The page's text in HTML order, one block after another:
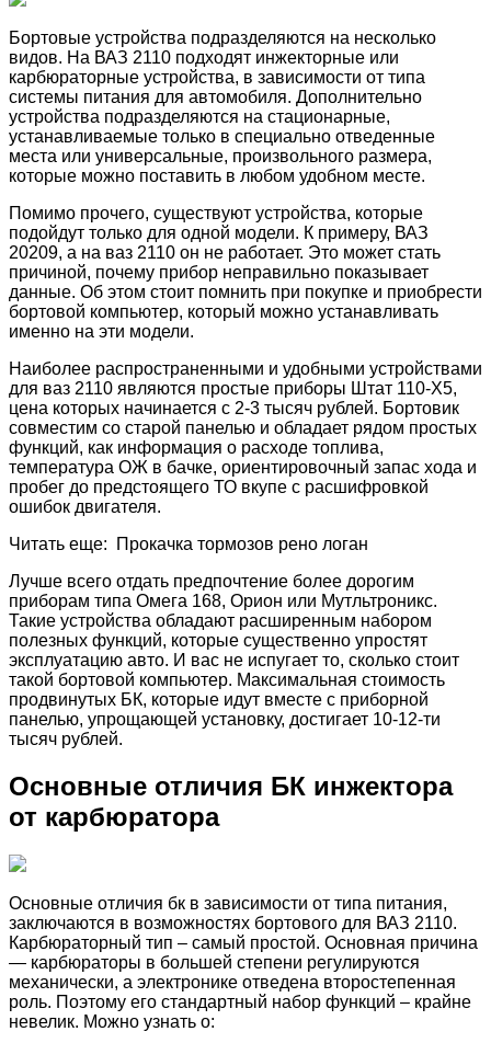
Бортовые устройства подразделяются на несколько
видов. На ВАЗ 2110 подходят инжекторные или
карбюраторные устройства, в зависимости от типа
системы питания для автомобиля. Дополнительно
устройства подразделяются на стационарные,
устанавливаемые только в специально отведенные
места или универсальные, произвольного размера,
которые можно поставить в любом удобном месте.
Помимо прочего, существуют устройства, которые
подойдут только для одной модели. К примеру, ВАЗ
20209, а на ваз 2110 он не работает. Это может стать
причиной, почему прибор неправильно показывает
данные. Об этом стоит помнить при покупке и приобрести
бортовой компьютер, который можно устанавливать
именно на эти модели.
Наиболее распространенными и удобными устройствами
для ваз 2110 являются простые приборы Штат 110-Х5,
цена которых начинается с 2-3 тысяч рублей. Бортовик
совместим со старой панелью и обладает рядом простых
функций, как информация о расходе топлива,
температура ОЖ в бачке, ориентировочный запас хода и
пробег до предстоящего ТО вкупе с расшифровкой
ошибок двигателя.
Читать еще: Прокачка тормозов рено логан
Лучше всего отдать предпочтение более дорогим
приборам типа Омега 168, Орион или Мутльтроникс.
Такие устройства обладают расширенным набором
полезных функций, которые существенно упростят
эксплуатацию авто. И вас не испугает то, сколько стоит
такой бортовой компьютер. Максимальная стоимость
продвинутых БК, которые идут вместе с приборной
панелью, упрощающей установку, достигает 10-12-ти
тысяч рублей.
Основные отличия БК инжектора
от карбюратора
Основные отличия бк в зависимости от типа питания,
заключаются в возможностях бортового для ВАЗ 2110.
Карбюраторный тип – самый простой. Основная причина
— карбюраторы в большей степени регулируются
механически, а электронике отведена второстепенная
роль. Поэтому его стандартный набор функций – крайне
невелик. Можно узнать о: